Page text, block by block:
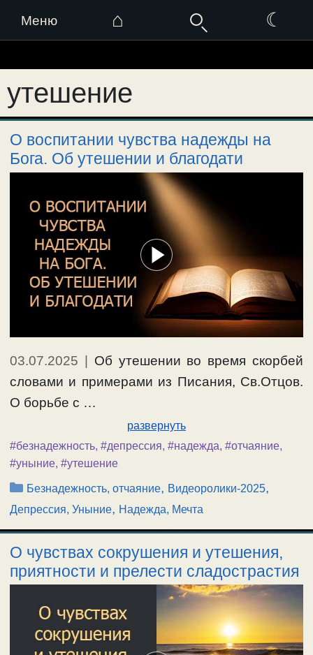
Меню ⌂ ☾
к
содержимому
утешение
О воспитании чувства надежды на
Бога. Об утешении и благодати
03.07.2025 | Об утешении во время скорбей
словами и примерами из Писания, Св.Отцов.
О борьбе с …
развернуть
#безнадежность, #депрессия, #надежда, #отчаяние,
#уныние, #утешение
Рубрики
Безнадежность, отчаяние, Видеоролики-2025,
Депрессия, Уныние, Надежда, Мечта
О чувствах сокрушения и утешения,
приятности и прелести сладострастия